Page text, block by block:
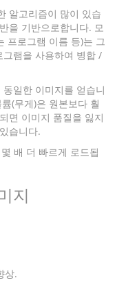
알고리즘이 많이 있습
을 기반으로합니다. 모
프로그램 이름 등)는 그
램을 사용하여 병합 /
일한 이미지를 얻습니
(무게)은 원본보다 훨
면 이미지 품질을 잃지
습니다.
배 더 빠르게 로드됩
지
상.